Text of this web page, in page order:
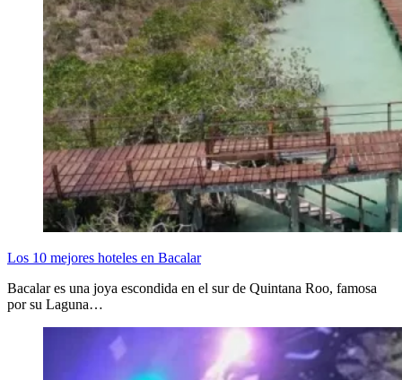
Los 10 mejores hoteles en Bacalar
Bacalar es una joya escondida en el sur de Quintana Roo, famosa
por su Laguna…